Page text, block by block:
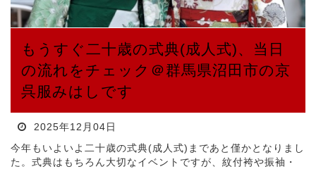
もうすぐ二十歳の式典(成人式)、当日
の流れをチェック＠群馬県沼田市の京
呉服みはしです
2025年12月04日
今年もいよいよ二十歳の式典(成人式)まであと僅かとなりまし
た。式典はもちろん大切なイベントですが、紋付袴や振袖・